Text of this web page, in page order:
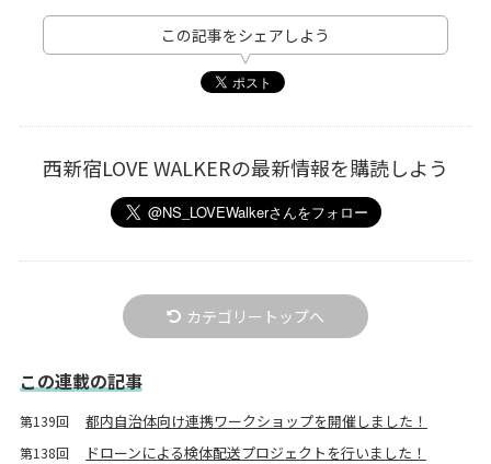
この記事をシェアしよう
西新宿LOVE WALKERの最新情報を購読しよう
カテゴリートップへ
この連載の記事
第139回 都内自治体向け連携ワークショップを開催しました！
第138回 ドローンによる検体配送プロジェクトを行いました！